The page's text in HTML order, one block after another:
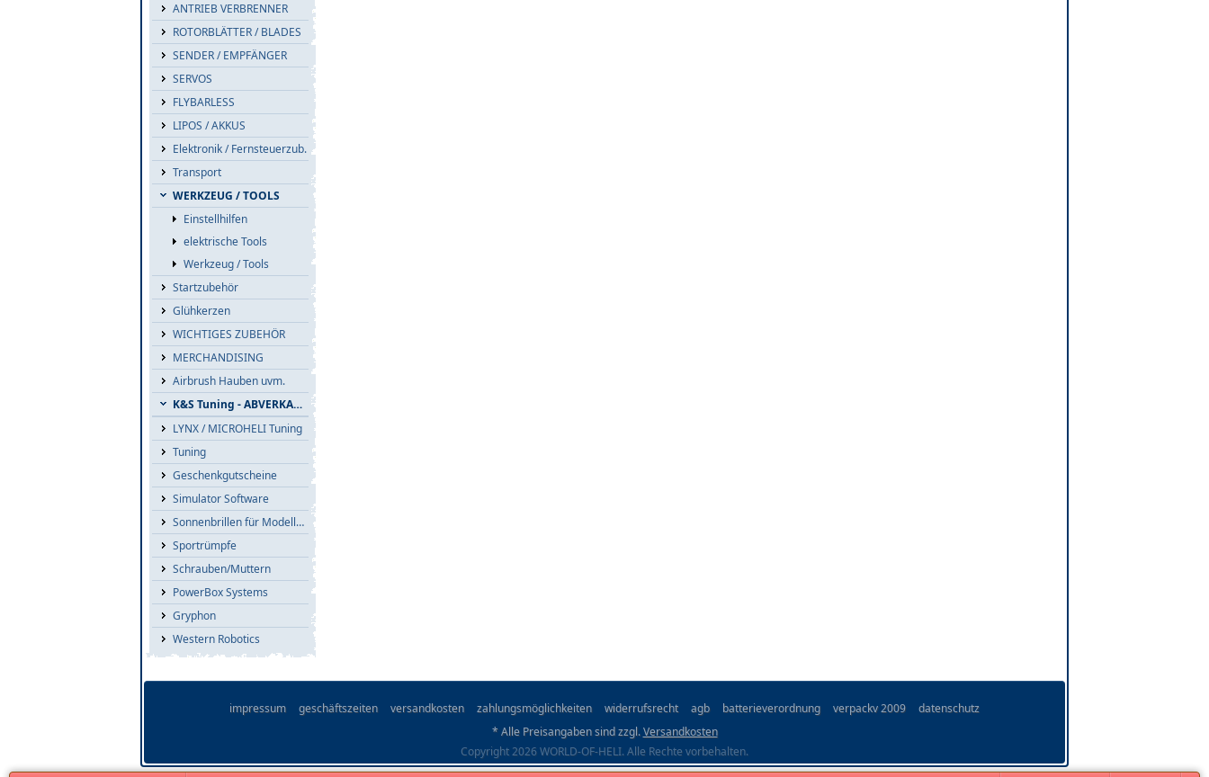
ANTRIEB VERBRENNER
ROTORBLÄTTER / BLADES
SENDER / EMPFÄNGER
SERVOS
FLYBARLESS
LIPOS / AKKUS
Elektronik / Fernsteuerzub.
Transport
WERKZEUG / TOOLS
Einstellhilfen
elektrische Tools
Werkzeug / Tools
Startzubehör
Glühkerzen
WICHTIGES ZUBEHÖR
MERCHANDISING
Airbrush Hauben uvm.
K&S Tuning - ABVERKAUF
LYNX / MICROHELI Tuning
Tuning
Geschenkgutscheine
Simulator Software
Sonnenbrillen für Modellflieger
Sportrümpfe
Schrauben/Muttern
PowerBox Systems
Gryphon
Western Robotics
impressum geschäftszeiten versandkosten zahlungsmöglichkeiten widerrufsrecht agb batterieverordnung verpackv 2009
datenschutz
* Alle Preisangaben sind zzgl.Versandkosten
Copyright 2026 WORLD-OF-HELI. Alle Rechte vorbehalten.